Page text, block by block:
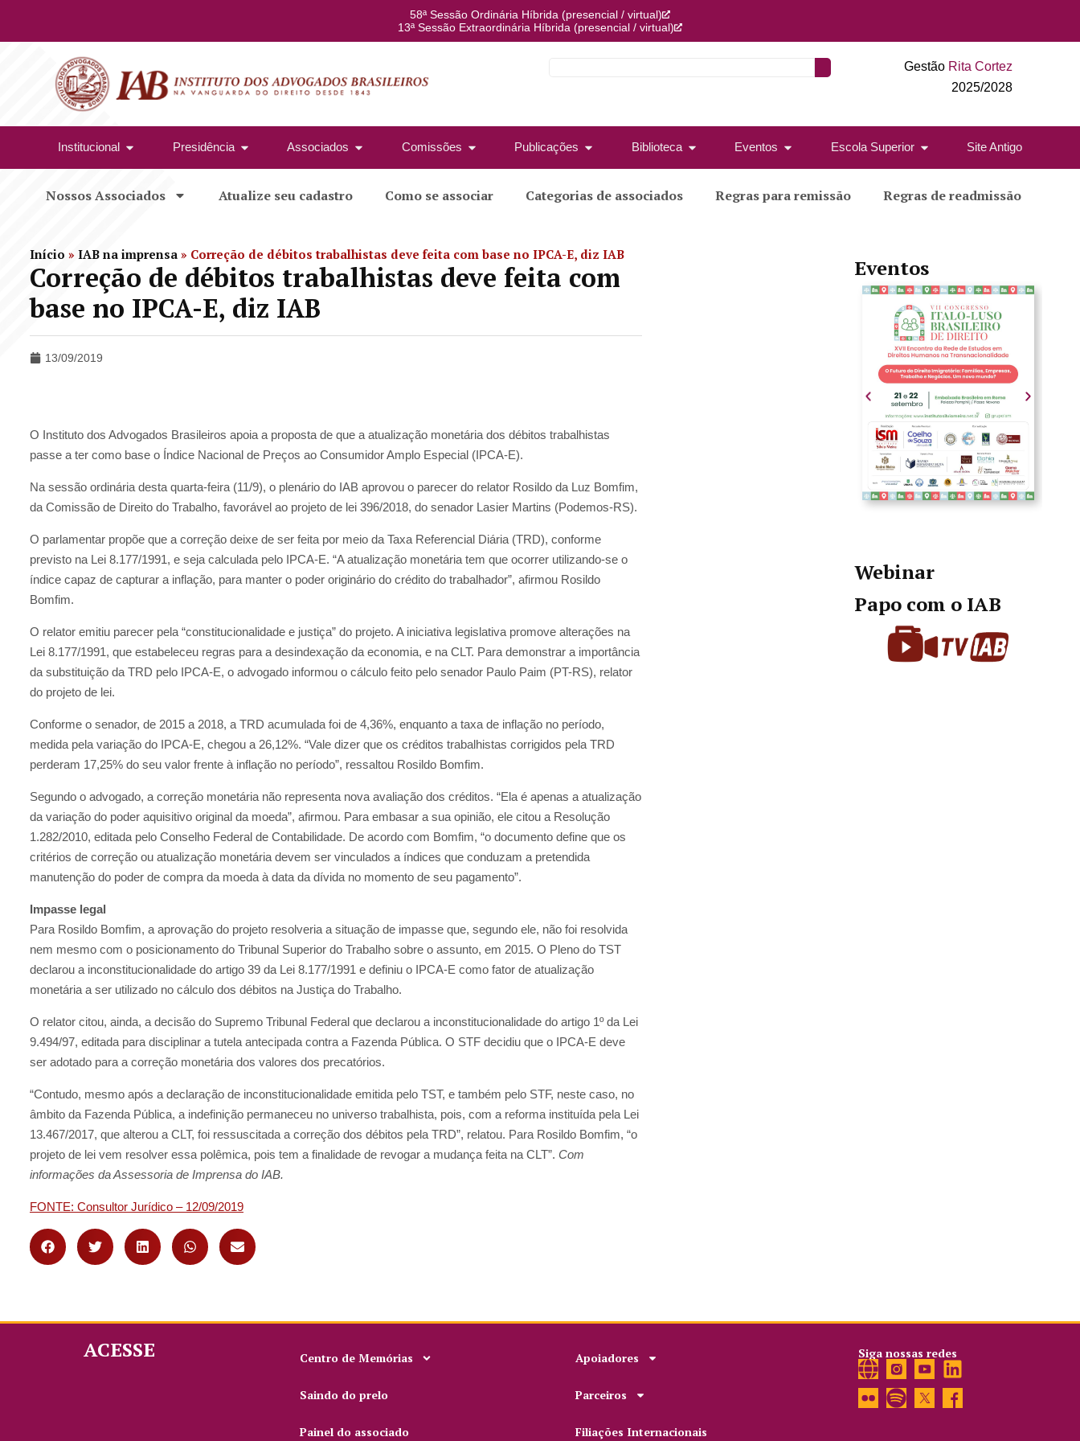
58ª Sessão Ordinária Híbrida (presencial / virtual)
13ª Sessão Extraordinária Híbrida (presencial / virtual)
Gestão Rita Cortez
2025/2028
Institucional Presidência Associados Comissões Publicações Biblioteca Eventos Escola Superior Site Antigo
Nossos Associados Atualize seu cadastro Como se associar Categorias de associados Regras para remissão Regras de readmissão
Início » IAB na imprensa » Correção de débitos trabalhistas deve feita com base no IPCA-E, diz IAB
Correção de débitos trabalhistas deve feita com
base no IPCA-E, diz IAB
13/09/2019
O Instituto dos Advogados Brasileiros apoia a proposta de que a atualização monetária dos débitos trabalhistas
passe a ter como base o Índice Nacional de Preços ao Consumidor Amplo Especial (IPCA-E).
Na sessão ordinária desta quarta-feira (11/9), o plenário do IAB aprovou o parecer do relator Rosildo da Luz Bomfim,
da Comissão de Direito do Trabalho, favorável ao projeto de lei 396/2018, do senador Lasier Martins (Podemos-RS).
O parlamentar propõe que a correção deixe de ser feita por meio da Taxa Referencial Diária (TRD), conforme
previsto na Lei 8.177/1991, e seja calculada pelo IPCA-E. “A atualização monetária tem que ocorrer utilizando-se o
índice capaz de capturar a inflação, para manter o poder originário do crédito do trabalhador”, afirmou Rosildo
Bomfim.
O relator emitiu parecer pela “constitucionalidade e justiça” do projeto. A iniciativa legislativa promove alterações na
Lei 8.177/1991, que estabeleceu regras para a desindexação da economia, e na CLT. Para demonstrar a importância
da substituição da TRD pelo IPCA-E, o advogado informou o cálculo feito pelo senador Paulo Paim (PT-RS), relator
do projeto de lei.
Conforme o senador, de 2015 a 2018, a TRD acumulada foi de 4,36%, enquanto a taxa de inflação no período,
medida pela variação do IPCA-E, chegou a 26,12%. “Vale dizer que os créditos trabalhistas corrigidos pela TRD
perderam 17,25% do seu valor frente à inflação no período”, ressaltou Rosildo Bomfim.
Segundo o advogado, a correção monetária não representa nova avaliação dos créditos. “Ela é apenas a atualização
da variação do poder aquisitivo original da moeda”, afirmou. Para embasar a sua opinião, ele citou a Resolução
1.282/2010, editada pelo Conselho Federal de Contabilidade. De acordo com Bomfim, “o documento define que os
critérios de correção ou atualização monetária devem ser vinculados a índices que conduzam a pretendida
manutenção do poder de compra da moeda à data da dívida no momento de seu pagamento”.
Impasse legal
Para Rosildo Bomfim, a aprovação do projeto resolveria a situação de impasse que, segundo ele, não foi resolvida
nem mesmo com o posicionamento do Tribunal Superior do Trabalho sobre o assunto, em 2015. O Pleno do TST
declarou a inconstitucionalidade do artigo 39 da Lei 8.177/1991 e definiu o IPCA-E como fator de atualização
monetária a ser utilizado no cálculo dos débitos na Justiça do Trabalho.
O relator citou, ainda, a decisão do Supremo Tribunal Federal que declarou a inconstitucionalidade do artigo 1º da Lei
9.494/97, editada para disciplinar a tutela antecipada contra a Fazenda Pública. O STF decidiu que o IPCA-E deve
ser adotado para a correção monetária dos valores dos precatórios.
“Contudo, mesmo após a declaração de inconstitucionalidade emitida pelo TST, e também pelo STF, neste caso, no
âmbito da Fazenda Pública, a indefinição permaneceu no universo trabalhista, pois, com a reforma instituída pela Lei
13.467/2017, que alterou a CLT, foi ressuscitada a correção dos débitos pela TRD”, relatou. Para Rosildo Bomfim, “o
projeto de lei vem resolver essa polêmica, pois tem a finalidade de revogar a mudança feita na CLT”. Com
informações da Assessoria de Imprensa do IAB.
FONTE: Consultor Jurídico – 12/09/2019
Eventos
Webinar
Papo com o IAB
ACESSE Centro de Memórias
Saindo do prelo
Painel do associado
Apoiadores
Parceiros
Filiações Internacionais
Siga nossas redes